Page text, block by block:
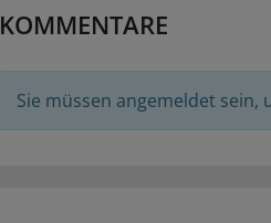
KOMMENTARE
Sie müssen angemeldet